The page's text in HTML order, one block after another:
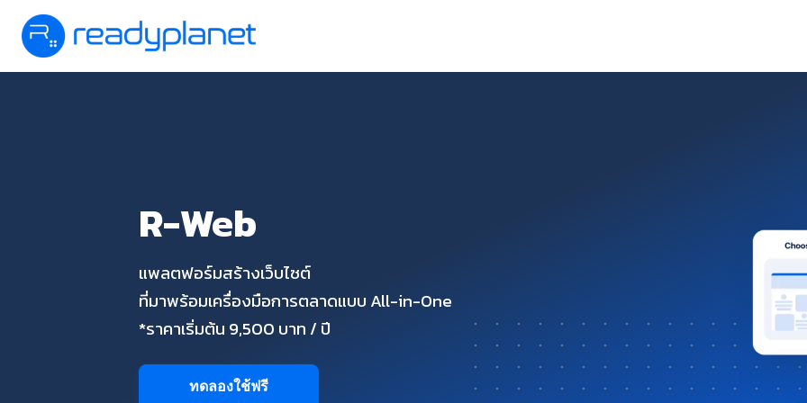
R-Web
แพลตฟอร์มสร้างเว็บไซต์
ที่มาพร้อมเครื่องมือการตลาดแบบ All-in-One
*ราคาเริ่มต้น 9,500 บาท / ปี
ทดลองใช้ฟรี